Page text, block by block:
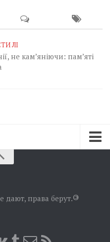
ЛІ
не кам’яніючи: пам’яті
дают, права берут.©